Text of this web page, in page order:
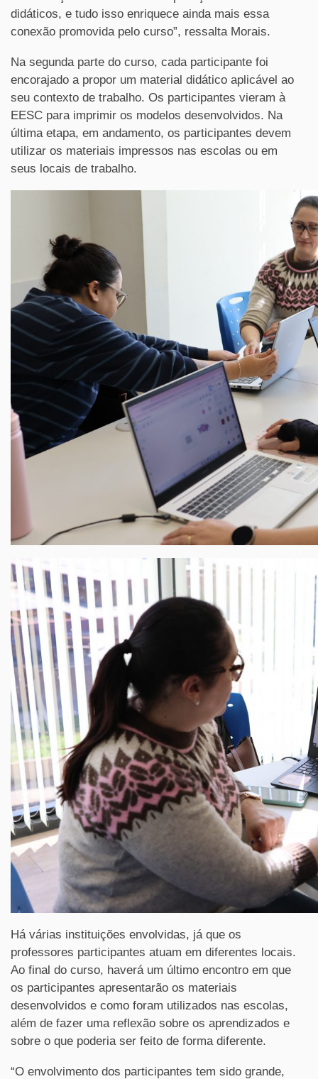
didáticos, e tudo isso enriquece ainda mais essa
conexão promovida pelo curso”, ressalta Morais.
Na segunda parte do curso, cada participante foi
encorajado a propor um material didático aplicável ao
seu contexto de trabalho. Os participantes vieram à
EESC para imprimir os modelos desenvolvidos. Na
última etapa, em andamento, os participantes devem
utilizar os materiais impressos nas escolas ou em
seus locais de trabalho.
Há várias instituições envolvidas, já que os
professores participantes atuam em diferentes locais.
Ao final do curso, haverá um último encontro em que
os participantes apresentarão os materiais
desenvolvidos e como foram utilizados nas escolas,
além de fazer uma reflexão sobre os aprendizados e
sobre o que poderia ser feito de forma diferente.
“O envolvimento dos participantes tem sido grande,